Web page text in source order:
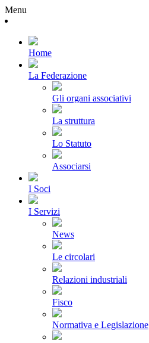
Menu
Home
La Federazione
Gli organi associativi
La struttura
Lo Statuto
Associarsi
I Soci
I Servizi
News
Le circolari
Relazioni industriali
Fisco
Normativa e Legislazione